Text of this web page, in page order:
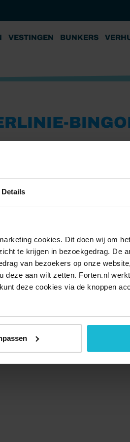
Details
cookies. Dit doen wij om
te krijgen in bezoekgedrag. De
van bezoekers op onze
deze aan wilt zetten. Forten.nl werkt
deze cookies via de knoppen
VESTINGEN BUNKERS